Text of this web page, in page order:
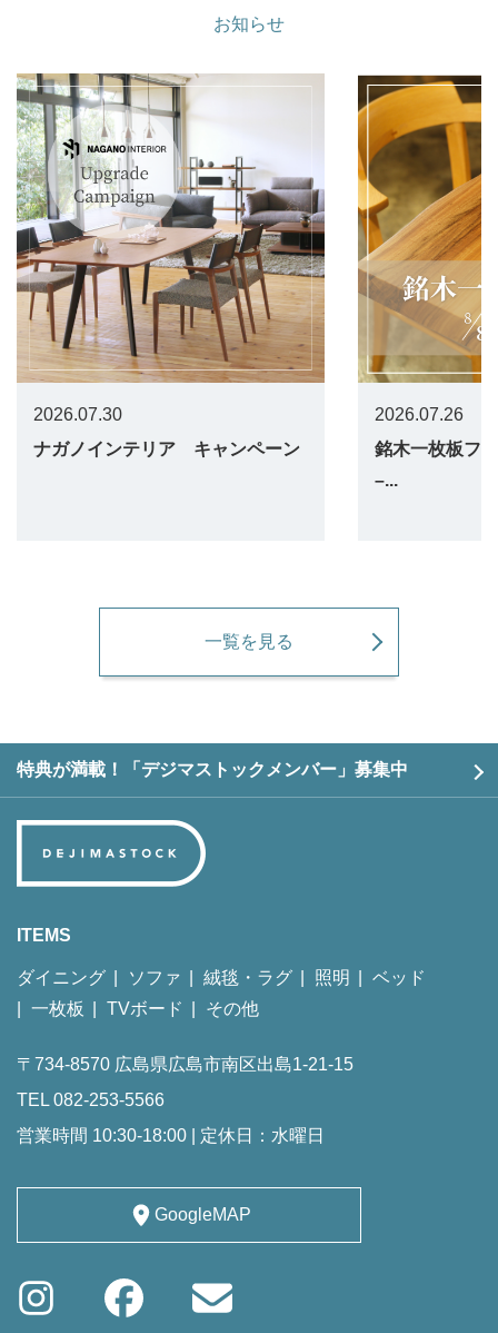
お知らせ
2026.07.30
ナガノインテリア キャンペーン
2026.07.26
銘木一枚板
–...
一覧を見る
特典が満載！「デジマストックメンバー」募集中
ITEMS
ダイニング ソファ 絨毯・ラグ 照明
ベッド
一枚板
TVボード その他
〒734-8570 広島県広島市南区出島1-21-15
TEL 082-253-5566
営業時間 10:30-18:00 | 定休日：水曜日
GoogleMAP